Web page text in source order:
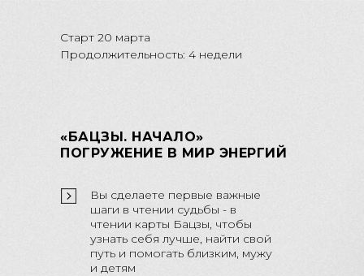
Старт 20 марта
Продолжительность: 4 недели
«БАЦЗЫ. НАЧАЛО»
ПОГРУЖЕНИЕ В МИР ЭНЕРГИЙ
Вы сделаете первые важные
шаги в чтении судьбы - в
чтении карты Бацзы, чтобы
узнать себя лучше, найти свой
путь и помогать близким, мужу
и детям